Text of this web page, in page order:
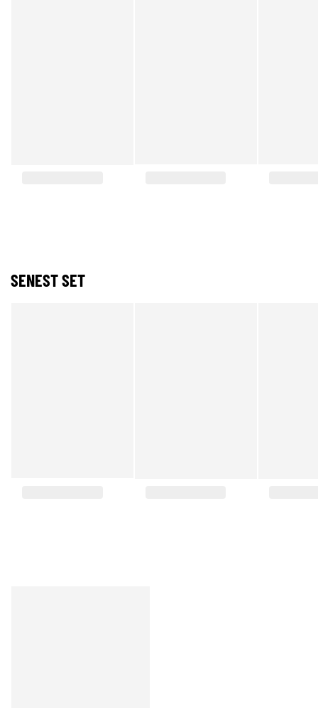
SENEST SET